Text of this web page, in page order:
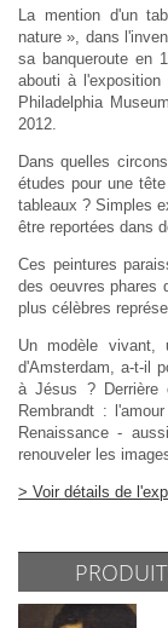
La mention d'un
nature », dans
sa banqueroute en
abouti à
Philadelphia
2012.
Dans quelles
études pour une
tableaux ? Simples
être reportées dans
Ces peintures
des oeuvres phares
plus célèbres
Un modèle vivant,
d'Amsterdam, a-t-il
à Jésus ? Derrière
Rembrandt :
Renaissance -
renouveler les
> Voir détails de